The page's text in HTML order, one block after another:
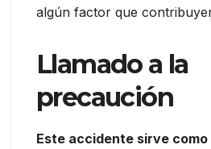
algún factor que
Llamado a la
precaución
Este accidente sirve